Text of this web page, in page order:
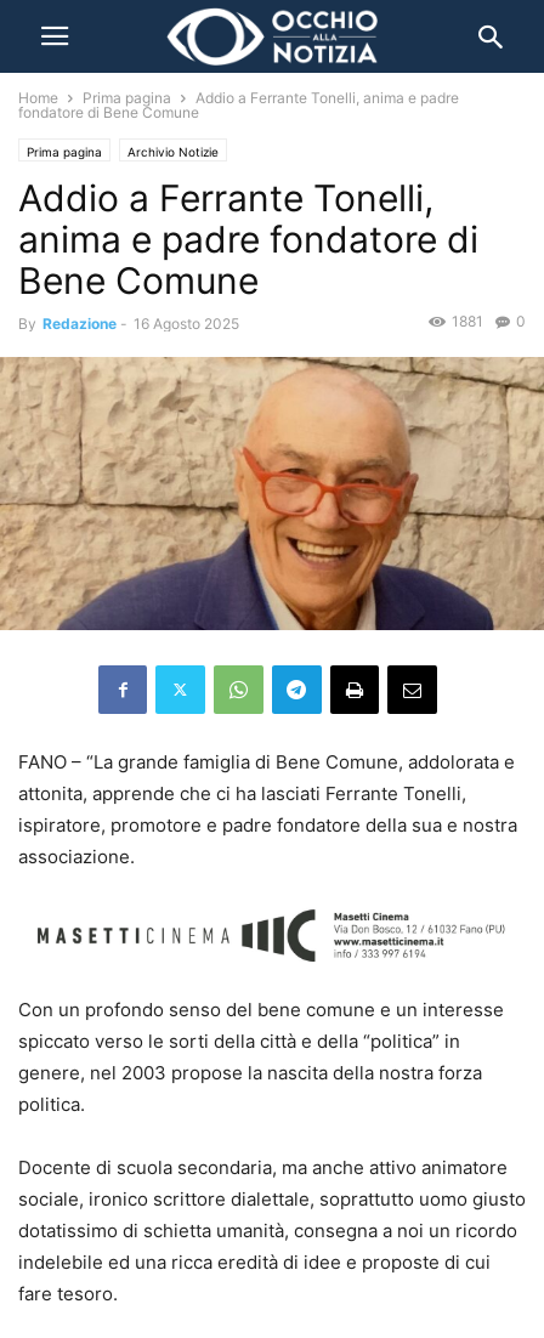
Home Prima pagina
Addio a Ferrante Tonelli, anima e padre
fondatore di Bene Comune
Prima pagina Archivio Notizie
Addio a Ferrante Tonelli,
anima e padre fondatore di
Bene Comune
By Redazione - 16 Agosto 2025 0
1881
FANO – “La grande famiglia di Bene Comune, addolorata e
attonita, apprende che ci ha lasciati Ferrante Tonelli,
ispiratore, promotore e padre fondatore della sua e nostra
associazione.
Con un profondo senso del bene comune e un interesse
spiccato verso le sorti della città e della “politica” in
genere, nel 2003 propose la nascita della nostra forza
politica.
Docente di scuola secondaria, ma anche attivo animatore
sociale, ironico scrittore dialettale, soprattutto uomo giusto
dotatissimo di schietta umanità, consegna a noi un ricordo
indelebile ed una ricca eredità di idee e proposte di cui
fare tesoro.